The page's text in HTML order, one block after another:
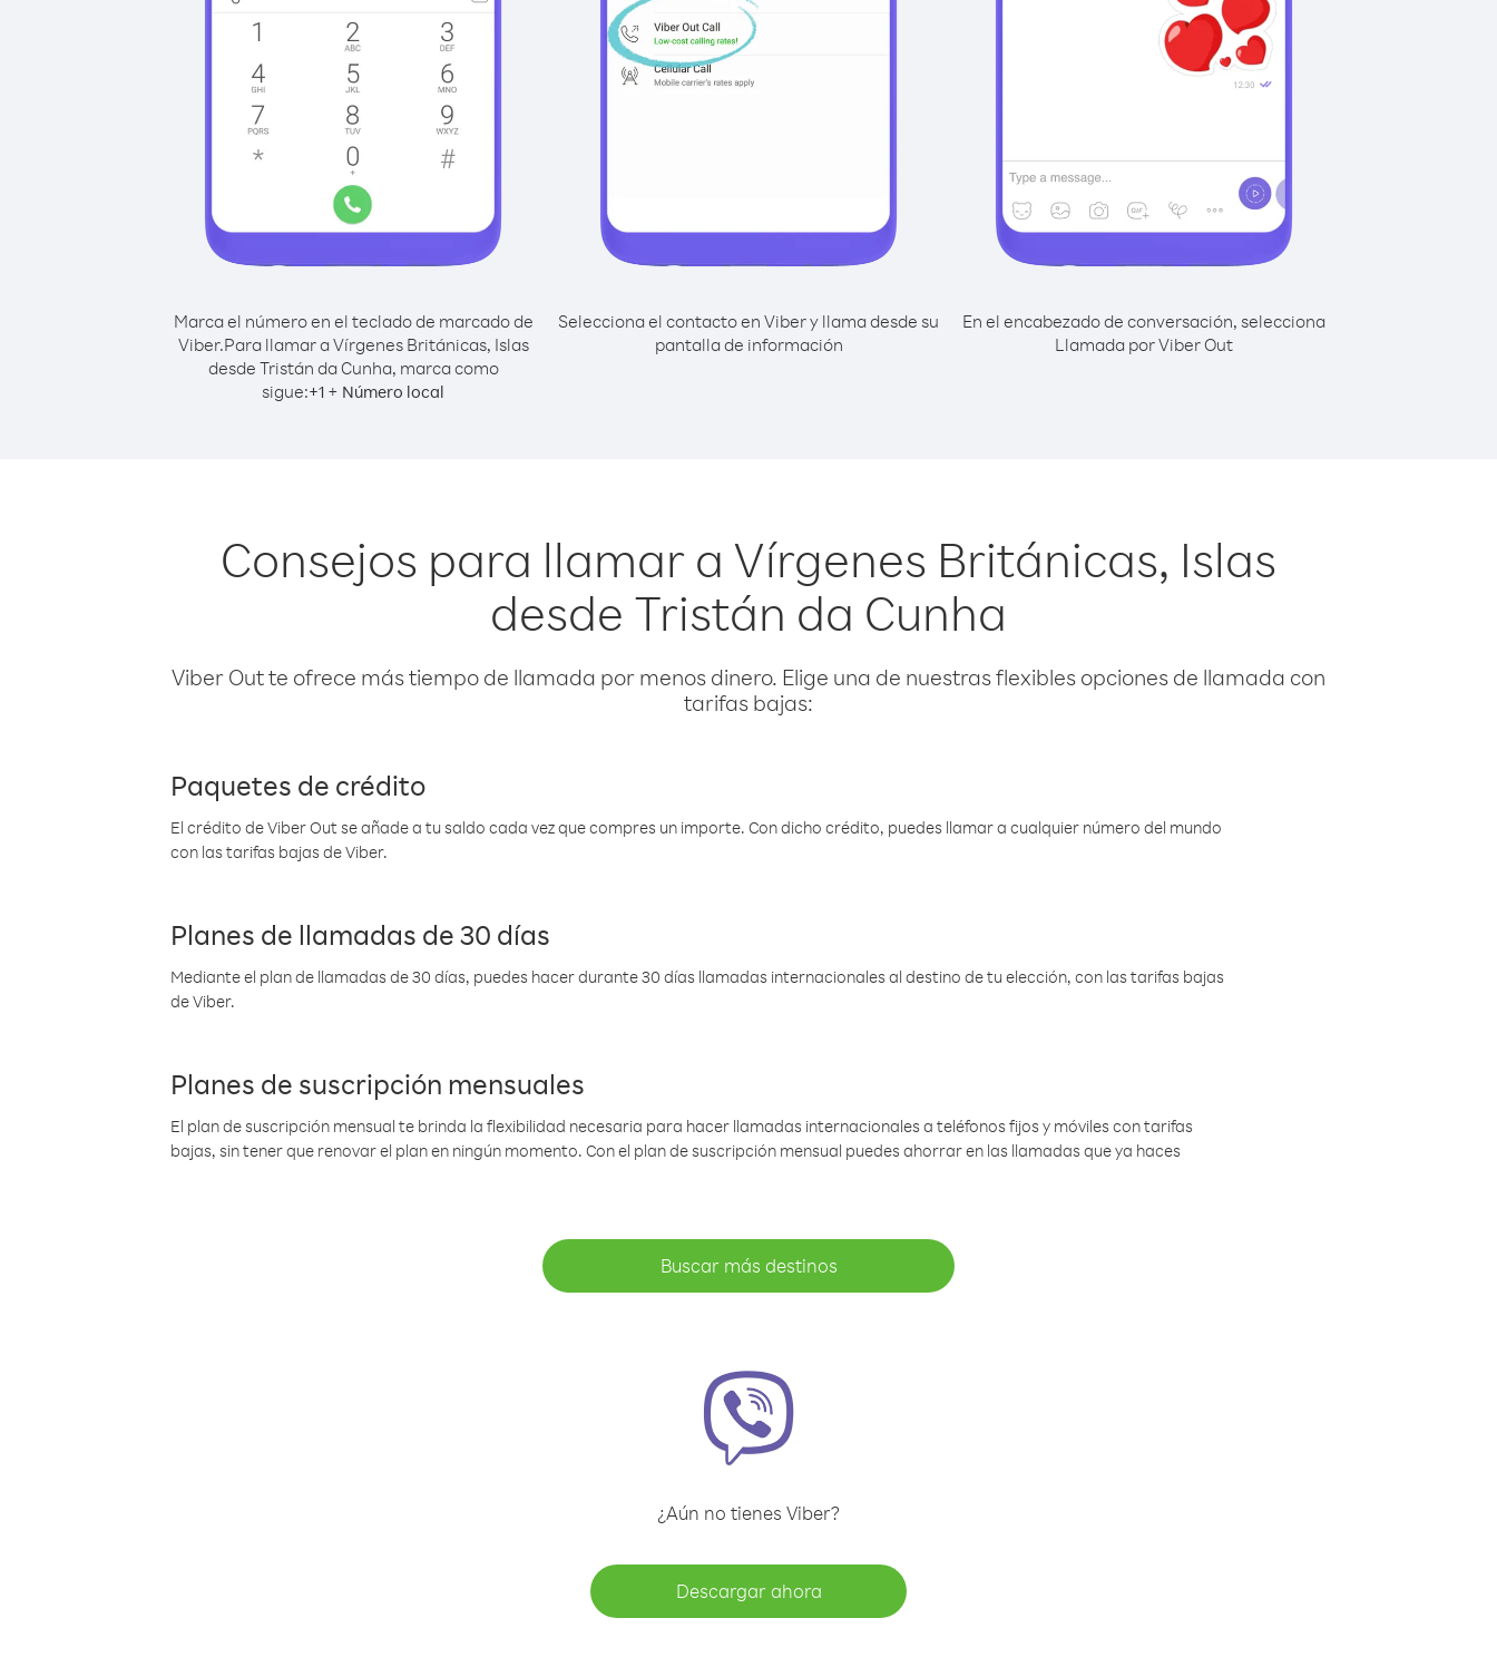
Marca el número en el teclado de marcado de
Viber.Para llamar a Vírgenes Británicas, Islas
desde Tristán da Cunha, marca como
sigue:+1 + Número local
Selecciona el contacto en Viber y llama desde su
pantalla de información
En el encabezado de conversación, selecciona
Llamada por Viber Out
Consejos para llamar a Vírgenes Británicas, Islas
desde Tristán da Cunha
Viber Out te ofrece más tiempo de llamada por menos dinero. Elige una de nuestras flexibles opciones de llamada con
tarifas bajas:
Paquetes de crédito
El crédito de Viber Out se añade a tu saldo cada vez que compres un importe. Con dicho crédito, puedes llamar a cualquier número del mundo
con las tarifas bajas de Viber.
Planes de llamadas de 30 días
Mediante el plan de llamadas de 30 días, puedes hacer durante 30 días llamadas internacionales al destino de tu elección, con las tarifas bajas
de Viber.
Planes de suscripción mensuales
El plan de suscripción mensual te brinda la flexibilidad necesaria para hacer llamadas internacionales a teléfonos fijos y móviles con tarifas
bajas, sin tener que renovar el plan en ningún momento. Con el plan de suscripción mensual puedes ahorrar en las llamadas que ya haces
Buscar más destinos
¿Aún no tienes Viber?
Descargar ahora